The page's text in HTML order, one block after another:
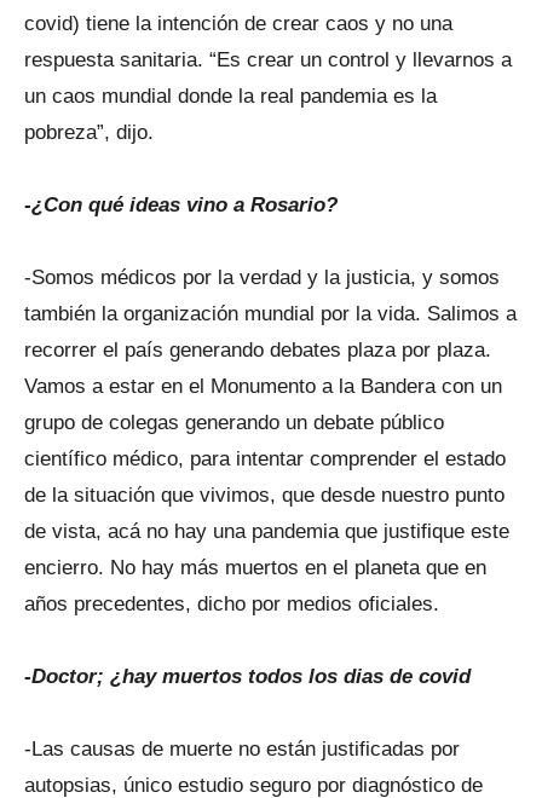
covid) tiene la intención de crear caos y no una
respuesta sanitaria. “Es crear un control y llevarnos a
un caos mundial donde la real pandemia es la
pobreza”, dijo.
-¿Con qué ideas vino a Rosario?
-Somos médicos por la verdad y la justicia, y somos
también la organización mundial por la vida. Salimos a
recorrer el país generando debates plaza por plaza.
Vamos a estar en el Monumento a la Bandera con un
grupo de colegas generando un debate público
científico médico, para intentar comprender el estado
de la situación que vivimos, que desde nuestro punto
de vista, acá no hay una pandemia que justifique este
encierro. No hay más muertos en el planeta que en
años precedentes, dicho por medios oficiales.
-Doctor; ¿hay muertos todos los dias de covid
-Las causas de muerte no están justificadas por
autopsias, único estudio seguro por diagnóstico de